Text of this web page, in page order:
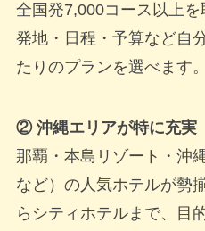
全国発7,000コース以上
発地・日程・予算など自
たりのプランを選べます。
② 沖縄エリアが特に充実
那覇・本島リゾート・沖
など）の人気ホテルが勢
らシティホテルまで、目